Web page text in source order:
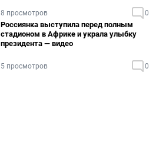
8 просмотров 0
Россиянка выступила перед полным
стадионом в Африке и украла улыбку
президента — видео
5 просмотров 0